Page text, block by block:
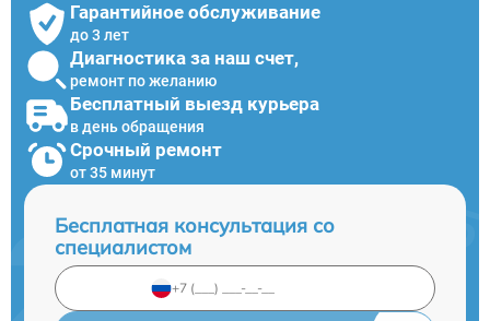
Гарантийное обслуживание
до 3 лет
Диагностика за наш счет,
ремонт по желанию
Бесплатный выезд курьера
в день обращения
Срочный ремонт
от 35 минут
Бесплатная консультация со
специалистом